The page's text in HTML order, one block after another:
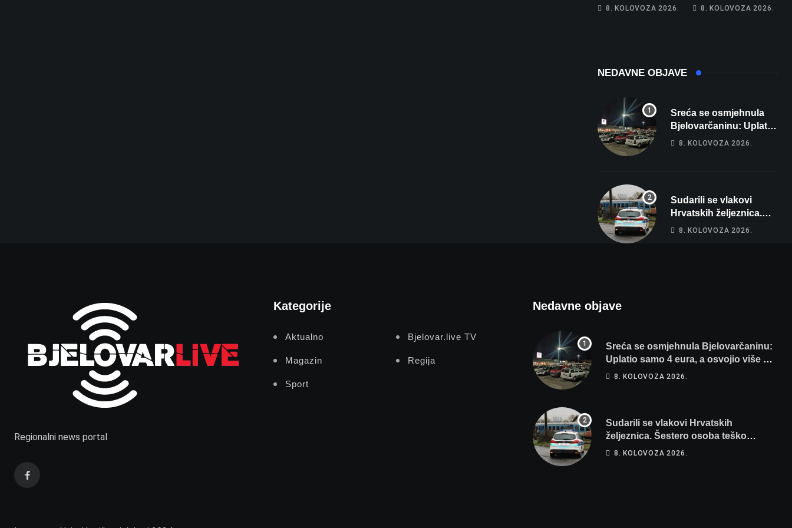
Hrebak danas u
prvenstva
8. KOLOVOZA 2026.
Na cestama su
8. KOLOVOZA 2026.
NEDAVNE OBJAVE
Sreća se osmjehnula
Bjelovarčaninu: Uplatio
samo 4 eura, a osvojio
8. KOLOVOZA 2026.
Sudarili se vlakovi
Hrvatskih željeznica.
Šestero osoba teško
8. KOLOVOZA 2026.
Regionalni news portal
Kategorije
Aktualno Bjelovar.live TV
Magazin Regija
Sport
Nedavne objave
Sreća se osmjehnula Bjelovarčaninu:
Uplatio samo 4 eura, a osvojio više od
80 tisuća eura
8. KOLOVOZA 2026.
Sudarili se vlakovi Hrvatskih
željeznica. Šestero osoba teško
ozlijeđeno, mlađa žena na intenzivnoj
8. KOLOVOZA 2026.